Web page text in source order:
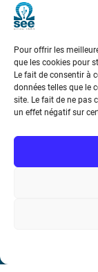
Pour offrir les
que les cookies pour
Le fait de consentir à
données telles que le
site. Le fait de ne pas
un effet négatif sur
Marie
Conditions
Mentions
Métro : «
Téléphone :
N° de SIREN :
communautaire